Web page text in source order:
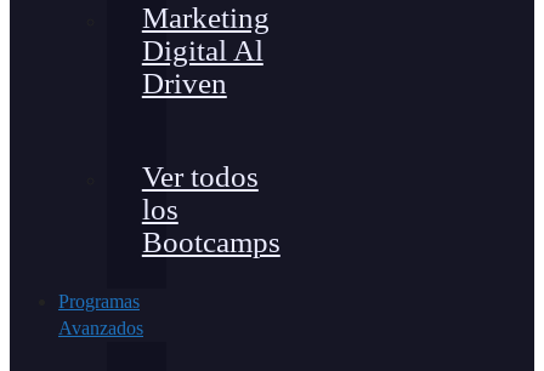
Marketing
Digital Al
Driven
Ver todos
los
Bootcamps
Programas
Avanzados